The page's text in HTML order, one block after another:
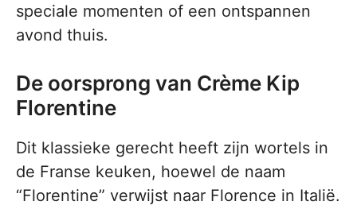
speciale momenten of een ontspannen
avond thuis.
De oorsprong van Crème Kip
Florentine
Dit klassieke gerecht heeft zijn wortels in
de Franse keuken, hoewel de naam
“Florentine” verwijst naar Florence in Italië.